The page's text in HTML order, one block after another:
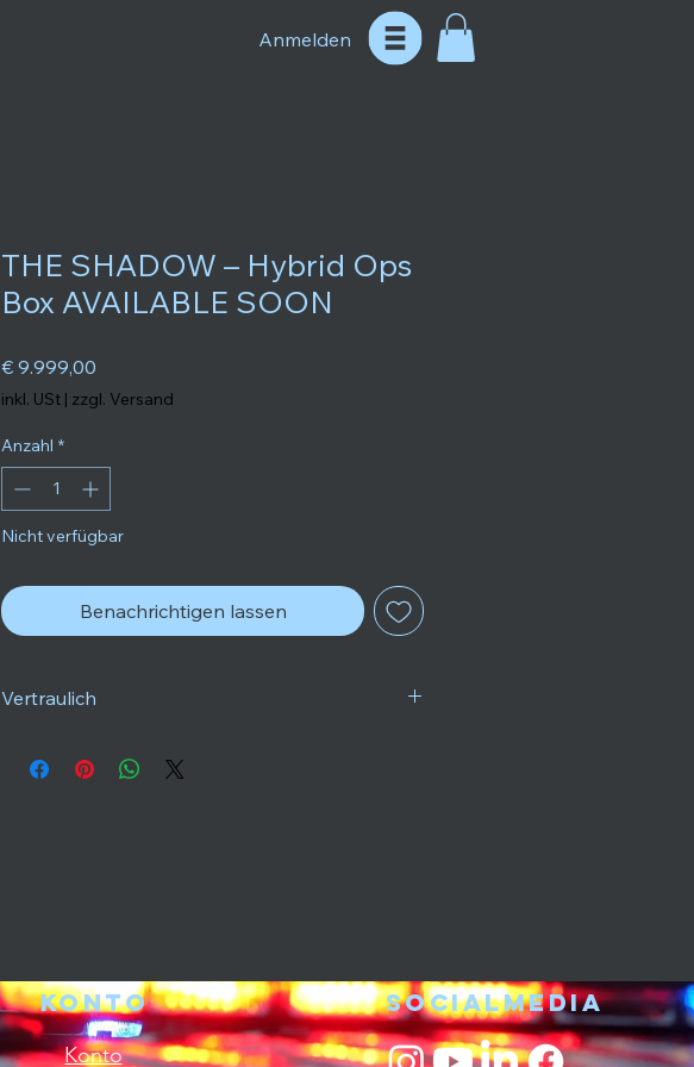
Anmelden
THE SHADOW – Hybrid Ops
Box AVAILABLE SOON
€ 9.999,00
inkl. USt | zzgl. Versand
Anzahl *
Nicht verfügbar
Benachrichtigen lassen
Vertraulich
kryptographische Protokolle werden erst nach
Konto
Konto
Socialmedia